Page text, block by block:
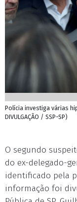
Polícia investiga várias
DIVULGAÇÃO / SSP-SP)
O segundo
do ex-delegado-
identificado pela
informação foi